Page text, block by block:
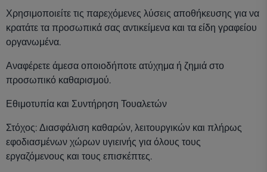
Χρησιμοποιείτε τις παρεχόμενες λύσεις αποθήκευσης για να
κρατάτε τα προσωπικά σας αντικείμενα και τα είδη γραφείου
οργανωμένα.
Αναφέρετε άμεσα οποιοδήποτε ατύχημα ή ζημιά στο
προσωπικό καθαρισμού.
Εθιμοτυπία και Συντήρηση Τουαλετών
Στόχος: Διασφάλιση καθαρών, λειτουργικών και πλήρως
εφοδιασμένων χώρων υγιεινής για όλους τους
εργαζόμενους και τους επισκέπτες.